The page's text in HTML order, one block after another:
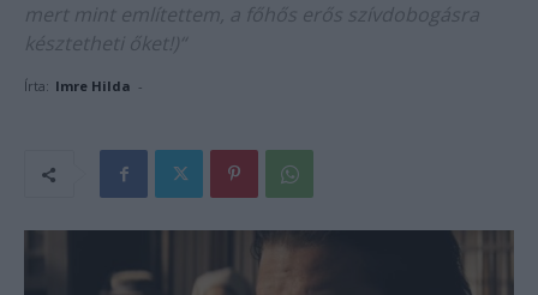
mert mint említettem, a főhős erős szívdobogásra
késztetheti őket!)“
Írta: Imre Hilda -